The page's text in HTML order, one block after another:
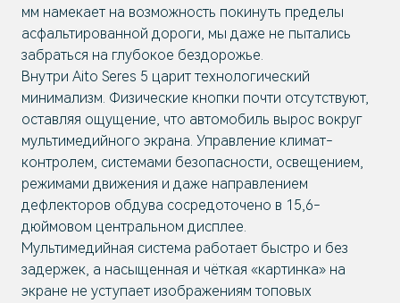
мм намекает на возможность покинуть пределы
асфальтированной дороги, мы даже не пытались
забраться на глубокое бездорожье.
Внутри Aito Seres 5 царит технологический
минимализм. Физические кнопки почти отсутствуют,
оставляя ощущение, что автомобиль вырос вокруг
мультимедийного экрана. Управление климат-
контролем, системами безопасности, освещением,
режимами движения и даже направлением
дефлекторов обдува сосредоточено в 15,6-
дюймовом центральном дисплее.
Мультимедийная система работает быстро и без
задержек, а насыщенная и чёткая «картинка» на
экране не уступает изображениям топовых